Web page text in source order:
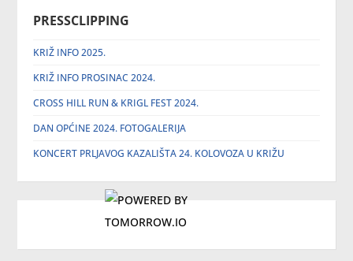
PRESSCLIPPING
KRIŽ INFO 2025.
KRIŽ INFO PROSINAC 2024.
CROSS HILL RUN & KRIGL FEST 2024.
DAN OPĆINE 2024. FOTOGALERIJA
KONCERT PRLJAVOG KAZALIŠTA 24. KOLOVOZA U KRIŽU